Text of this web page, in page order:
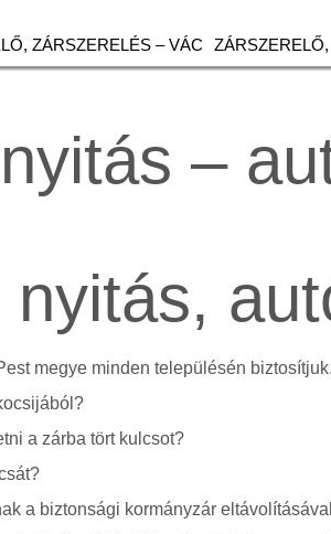
ZÁRSZERELÉS – VÁC
–
nyitás,
megye minden településén biztosítjuk.
a zárba tört kulcsot?
a biztonsági kormányzár